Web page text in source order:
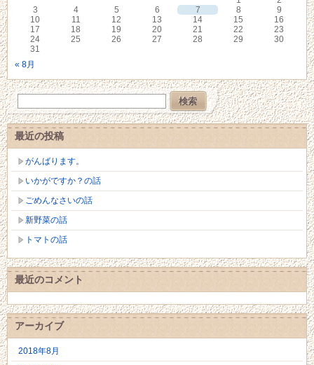
« 8月
3
4 5 6 7 8
9
10
11 12 13 14 15
16
17
18 19 20 21 22
23
24
25 26 27 28 29
30
31
最近の投稿
がんばります。
いかがですか？の話
ごめんなさいの話
新野菜の話
トマトの話
最近のコメント
アーカイブ
2018年8月